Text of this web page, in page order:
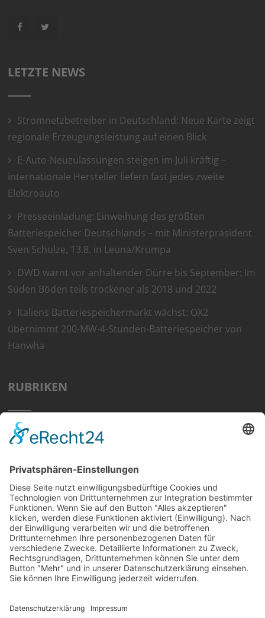
LETZTE NEWS
Stromnetzbetreiber in Deutschland: Neue Karte zeigt
regionale Erzeugungsleistung auf einen Blick
E-Auto-Neuzulassungen steigen im Juli kräftig –
internationale Hersteller liefern fast jedes zweite
Elektroauto
Presseeinladung: Einweihung des größten
Batteriespeicher Deutschlands – mit Ministerpräsident
Sven Schulze, 13.8. in Leuna/Krumpa
DWD warnt vor anhaltender Dürre bis September: Im
Süden Böden teils trockener als 2018 und 2022
Italiens Batteriespeichermarkt wächst: OX2
übernimmt 200-MW-4-Stunden-Batteriespeicher von
Hanwha
RUBRIKEN
Home
Tipps
Wissen
Strom Top30
F&A
News